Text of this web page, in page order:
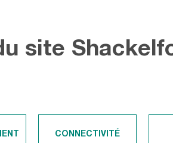
site
CONNECTIVITÉ